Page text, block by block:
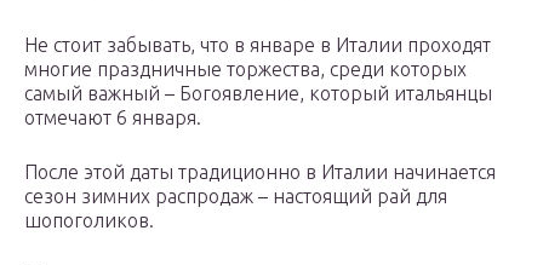
Не стоит забывать, что в январе в Италии проходят
многие праздничные торжества, среди которых
самый важный – Богоявление, который итальянцы
отмечают 6 января.
После этой даты традиционно в Италии начинается
сезон зимних распродаж – настоящий рай для
шопоголиков.